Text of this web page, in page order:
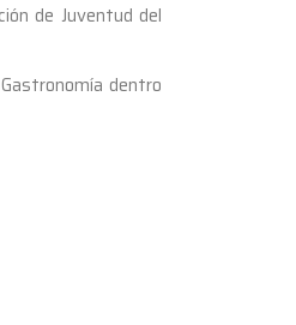
de Juventud del
dentro